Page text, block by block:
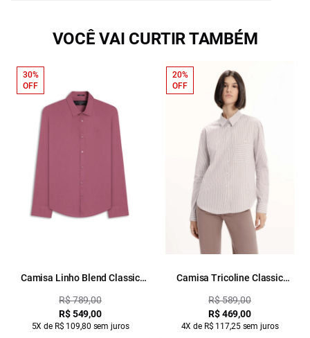
VOCÊ VAI CURTIR TAMBÉM
Camisa Linho Blend Classic
R$ 789,00
R$ 549,00
5X de R$ 109,80 sem juros
30%
OFF
Camisa Tricoline Classic
R$ 589,00
R$ 469,00
4X de R$ 117,25 sem juros
20%
OFF